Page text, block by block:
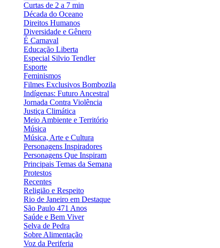
Curtas de 2 a 7 min
Década do Oceano
Direitos Humanos
Diversidade e Gênero
É Carnaval
Educação Liberta
Especial Silvio Tendler
Esporte
Feminismos
Filmes Exclusivos Bombozila
Indígenas: Futuro Ancestral
Jornada Contra Violência
Justiça Climática
Meio Ambiente e Território
Música
Música, Arte e Cultura
Personagens Inspiradores
Personagens Que Inspiram
Principais Temas da Semana
Protestos
Recentes
Religião e Respeito
Rio de Janeiro em Destaque
São Paulo 471 Anos
Saúde e Bem Viver
Selva de Pedra
Sobre Alimentação
Voz da Periferia